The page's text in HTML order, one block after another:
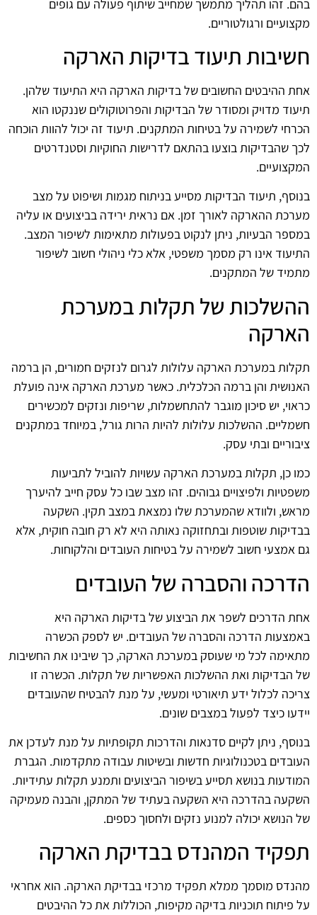
בהם. זהו תהליך מתמשך שמחייב שיתוף פעולה עם גופים
מקצועיים ורגולטוריים.
חשיבות תיעוד בדיקות הארקה
אחת ההיבטים החשובים של בדיקות הארקה היא התיעוד שלהן.
תיעוד מדויק ומסודר של הבדיקות והפרוטוקולים שננקטו הוא
הכרחי לשמירה על בטיחות המתקנים. תיעוד זה יכול להוות הוכחה
לכך שהבדיקות בוצעו בהתאם לדרישות החוקיות וסטנדרטים
המקצועיים.
בנוסף, תיעוד הבדיקות מסייע בניתוח מגמות ושיפוט על מצב
מערכת ההארקה לאורך זמן. אם נראית ירידה בביצועים או עליה
במספר הבעיות, ניתן לנקוט בפעולות מתאימות לשיפור המצב.
התיעוד אינו רק מסמך משפטי, אלא כלי ניהולי חשוב לשיפור
מתמיד של המתקנים.
ההשלכות של תקלות במערכת
הארקה
תקלות במערכת הארקה עלולות לגרום לנזקים חמורים, הן ברמה
האנושית והן ברמה הכלכלית. כאשר מערכת הארקה אינה פועלת
כראוי, יש סיכון מוגבר להתחשמלות, שריפות ונזקים למכשירים
חשמליים. ההשלכות עלולות להיות הרות גורל, במיוחד במתקנים
ציבוריים ובתי עסק.
כמו כן, תקלות במערכת הארקה עשויות להוביל לתביעות
משפטיות ולפיצויים גבוהים. זהו מצב שבו כל עסק חייב להיערך
מראש, ולוודא שהמערכת שלו נמצאת במצב תקין. השקעה
בבדיקות שוטפות ובתחזוקה נאותה היא לא רק חובה חוקית, אלא
גם אמצעי חשוב לשמירה על בטיחות העובדים והלקוחות.
הדרכה והסברה של העובדים
אחת הדרכים לשפר את הביצוע של בדיקות הארקה היא
באמצעות הדרכה והסברה של העובדים. יש לספק הכשרה
מתאימה לכל מי שעוסק במערכת הארקה, כך שיבינו את החשיבות
של הבדיקות ואת ההשלכות האפשריות של תקלות. הכשרה זו
צריכה לכלול ידע תיאורטי ומעשי, על מנת להבטיח שהעובדים
יידעו כיצד לפעול במצבים שונים.
בנוסף, ניתן לקיים סדנאות והדרכות תקופתיות על מנת לעדכן את
העובדים בטכנולוגיות חדשות ובשיטות עבודה מתקדמות. הגברת
המודעות בנושא תסייע בשיפור הביצועים ותמנע תקלות עתידיות.
השקעה בהדרכה היא השקעה בעתיד של המתקן, והבנה מעמיקה
של הנושא יכולה למנוע נזקים ולחסוך כספים.
תפקיד המהנדס בבדיקת הארקה
מהנדס מוסמך ממלא תפקיד מרכזי בבדיקת הארקה. הוא אחראי
על פיתוח תוכניות בדיקה מקיפות, הכוללות את כל ההיבטים